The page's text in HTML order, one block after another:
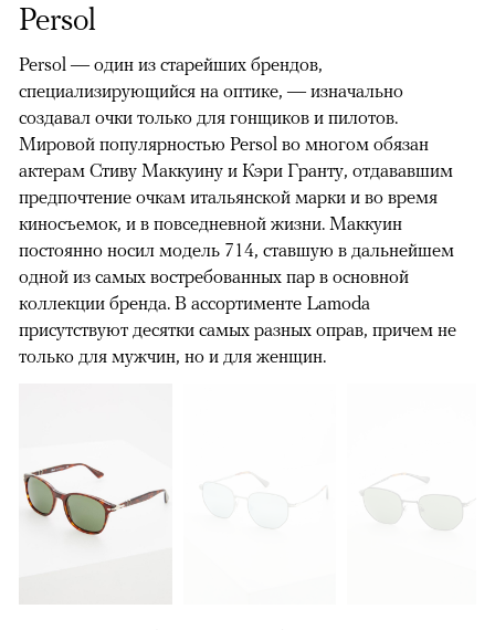
Persol
Persol — один из старейших брендов,
специализирующийся на оптике, — изначально
создавал очки только для гонщиков и пилотов.
Мировой популярностью Persol во многом обязан
актерам Стиву Маккуину и Кэри Гранту, отдававшим
предпочтение очкам итальянской марки и во время
киносъемок, и в повседневной жизни. Маккуин
постоянно носил модель 714, ставшую в дальнейшем
одной из самых востребованных пар в основной
коллекции бренда. В ассортименте Lamoda
присутствуют десятки самых разных оправ, причем не
только для мужчин, но и для женщин.